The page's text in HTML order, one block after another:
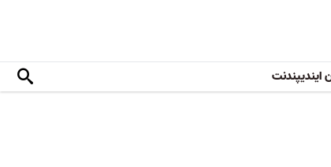
ایندیپندنت